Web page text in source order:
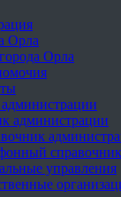
Орла
Орла
администрации
справочник
управления